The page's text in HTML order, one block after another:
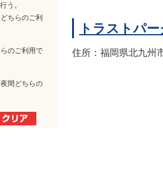
う。
ちらのご利
のご利用で
間どちらの
トラストパ
住所：福岡県北九州